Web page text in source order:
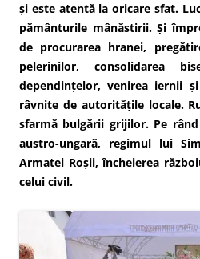
și este atentă la oricare sfat.
pământurile mânăstirii. Și
de procurarea hranei,
pelerinilor, consolidarea
dependințelor, venirea iernii
râvnite de autoritățile locale.
sfarmă bulgării grijilor. Pe
austro-ungară, regimul lui
Armatei Roșii, încheierea
celui civil.